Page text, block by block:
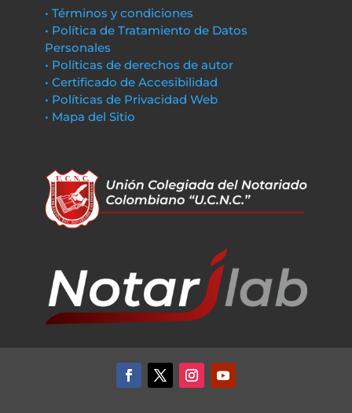
• Términos y condiciones
• Política de Tratamiento de Datos
Personales
• Políticas de derechos de autor
• Certificado de Accesibilidad
• Políticas de Privacidad Web
• Mapa del Sitio